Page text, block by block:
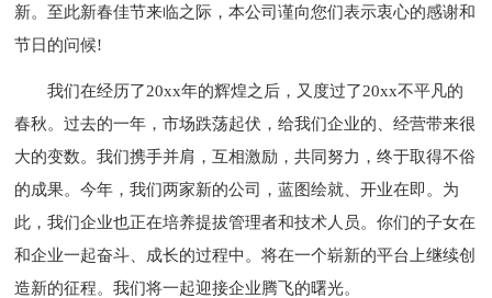
新。至此新春佳节来临之际，本公司谨向您们表示衷心的感谢和
节日的问候!
我们在经历了20xx年的辉煌之后，又度过了20xx不平凡的
春秋。过去的一年，市场跌荡起伏，给我们企业的、经营带来很
大的变数。我们携手并肩，互相激励，共同努力，终于取得不俗
的成果。今年，我们两家新的公司，蓝图绘就、开业在即。为
此，我们企业也正在培养提拔管理者和技术人员。你们的子女在
和企业一起奋斗、成长的过程中。将在一个崭新的平台上继续创
造新的征程。我们将一起迎接企业腾飞的曙光。